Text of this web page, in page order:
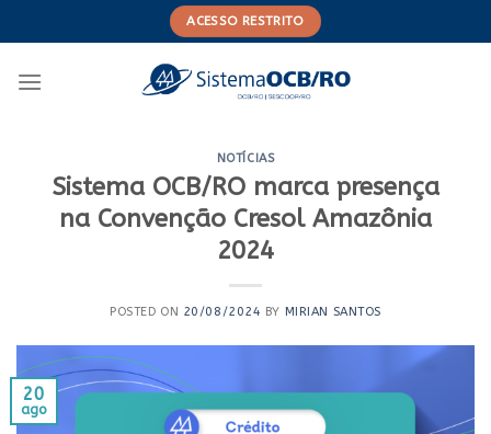
to
ACESSO RESTRITO
NOTÍCIAS
Sistema OCB/RO marca presença
na Convenção Cresol Amazônia
2024
POSTED ON 20/08/2024 BY MIRIAN SANTOS
20
ago